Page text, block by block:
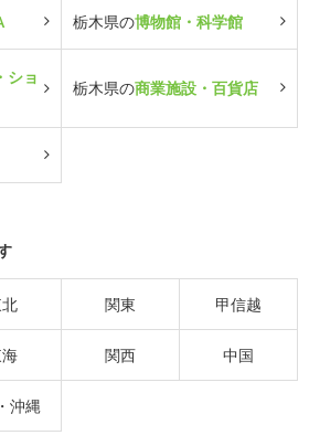
栃木県の博物館・科学館
ショ
栃木県の商業施設・百貨店
関東 甲信越
関西 中国
沖縄